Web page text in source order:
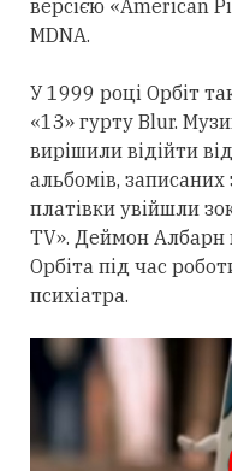
версією «American
MDNA.
У 1999 році Орбіт
«13» гурту Blur.
вирішили відійти
альбомів, записаних
платівки увійшли
TV». Деймон Албарн
Орбіта під час
психіатра.